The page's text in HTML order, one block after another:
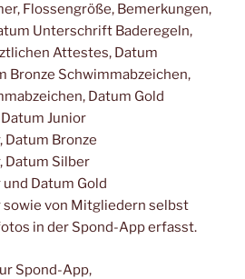
Flossengröße, Bemerkungen,
Unterschrift Baderegeln,
Attestes, Datum
Bronze Schwimmabzeichen,
Datum Gold
Junior
Bronze
Datum Silber
Datum Gold
von Mitgliedern selbst
in der Spond-App erfasst.
Spond-App,